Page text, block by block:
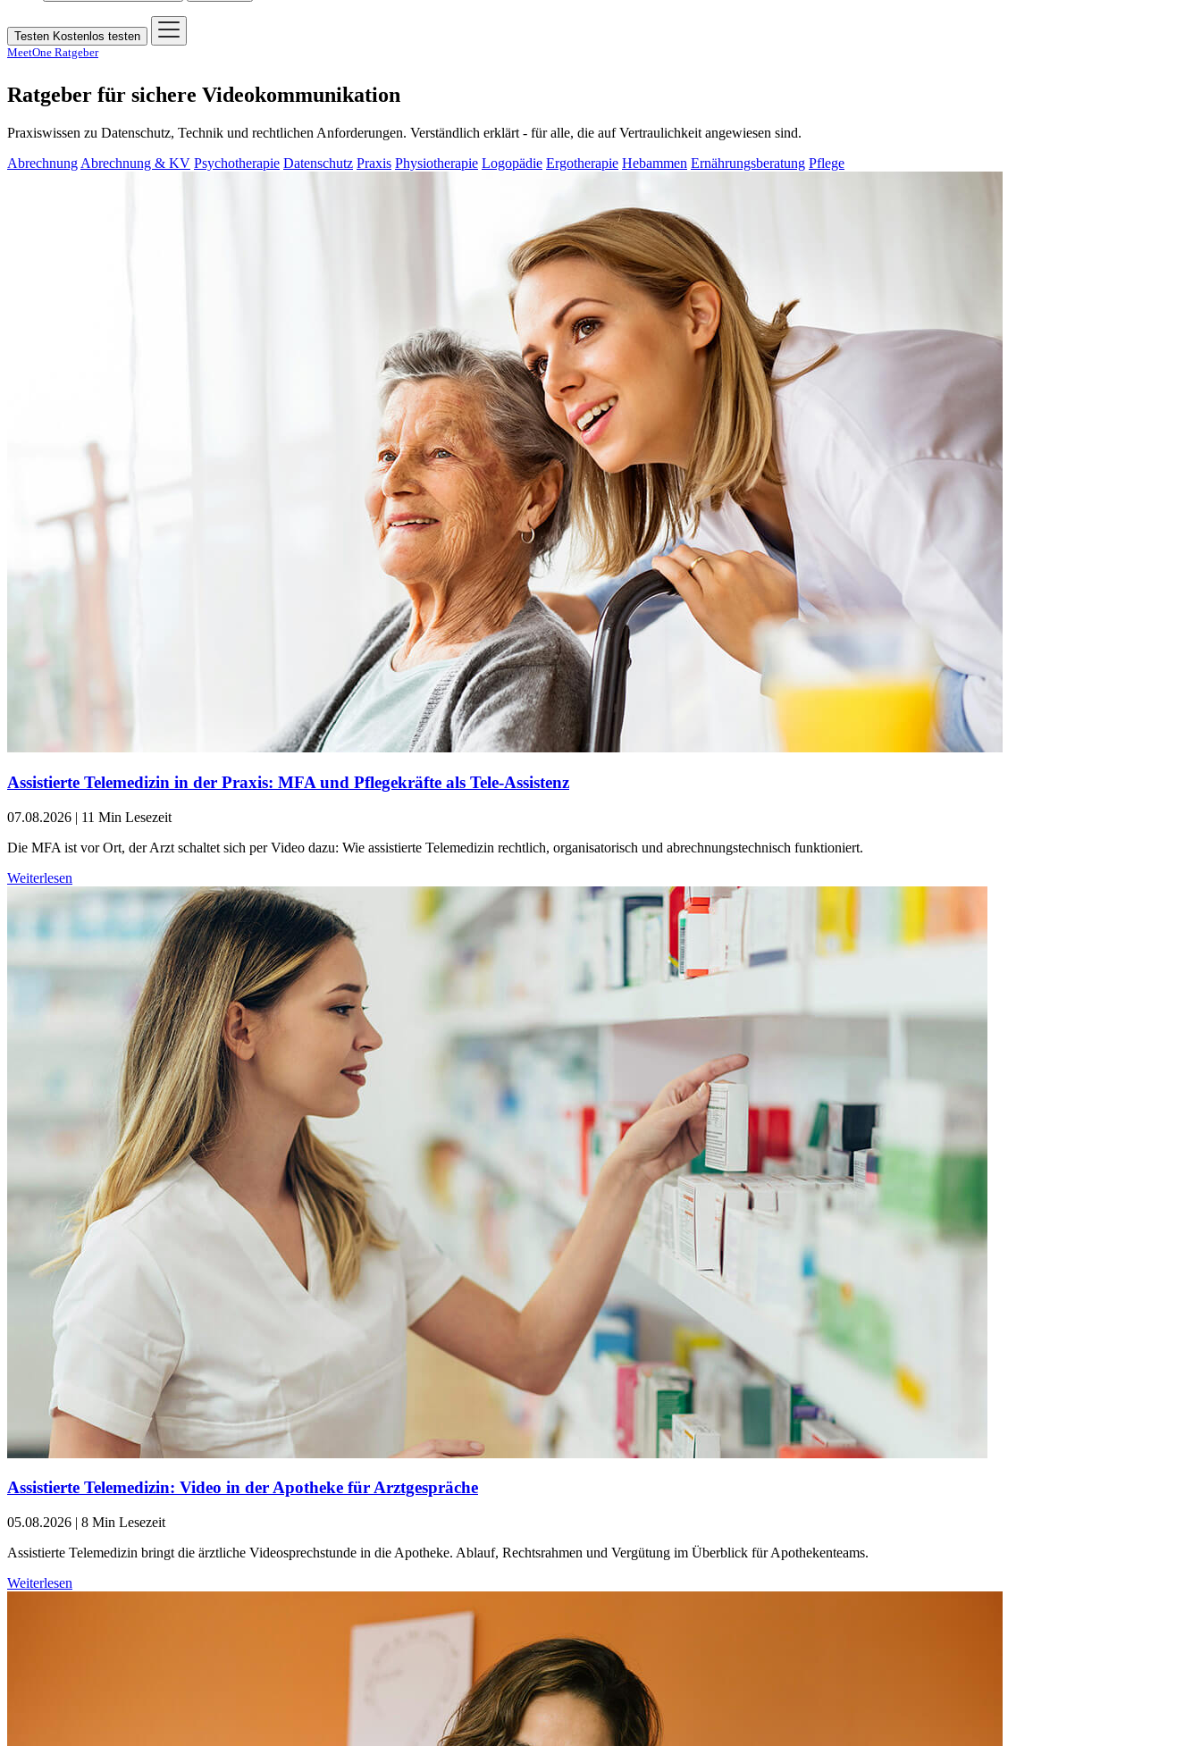
Testen Kostenlos testen
MeetOne Ratgeber
Ratgeber für sichere Videokommunikation
Praxiswissen zu Datenschutz, Technik und rechtlichen Anforderungen. Verständlich erklärt - für alle, die auf Vertraulichkeit angewiesen sind.
Abrechnung Abrechnung & KV Psychotherapie Datenschutz Praxis Physiotherapie Logopädie Ergotherapie Hebammen Ernährungsberatung Pflege
Assistierte Telemedizin in der Praxis: MFA und Pflegekräfte als Tele-Assistenz
07.08.2026 | 11 Min Lesezeit
Die MFA ist vor Ort, der Arzt schaltet sich per Video dazu: Wie assistierte Telemedizin rechtlich, organisatorisch und abrechnungstechnisch funktioniert.
Weiterlesen
Assistierte Telemedizin: Video in der Apotheke für Arztgespräche
05.08.2026 | 8 Min Lesezeit
Assistierte Telemedizin bringt die ärztliche Videosprechstunde in die Apotheke. Ablauf, Rechtsrahmen und Vergütung im Überblick für Apothekenteams.
Weiterlesen